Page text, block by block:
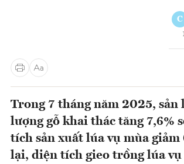
C
Trong 7 tháng năm 2025, sản
lượng gỗ khai thác tăng 7,6%
tích sản xuất lúa vụ mùa
lại, diện tích gieo trồng lúa